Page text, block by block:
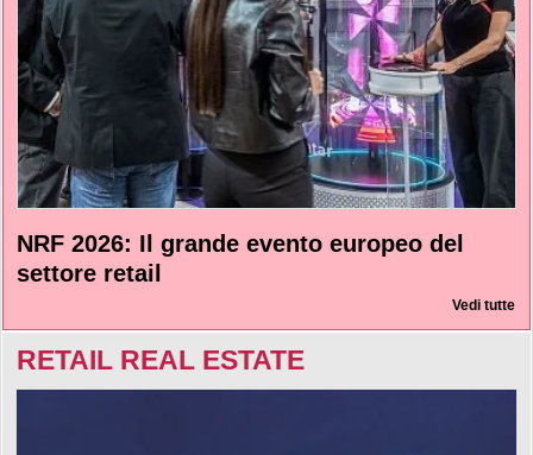
NRF 2026: Il grande evento europeo del
settore retail
Vedi tutte
RETAIL REAL ESTATE